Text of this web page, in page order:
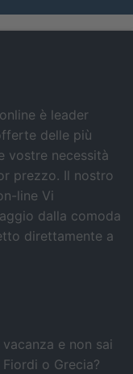
è leader
delle più
vostre necessità
prezzo. Il nostro
line Vi
dalla comoda
direttamente a
e non sai
o Grecia?